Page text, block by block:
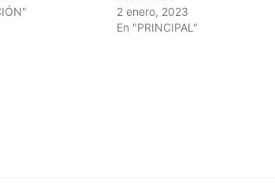
2 enero, 2023
En "PRINCIPAL"